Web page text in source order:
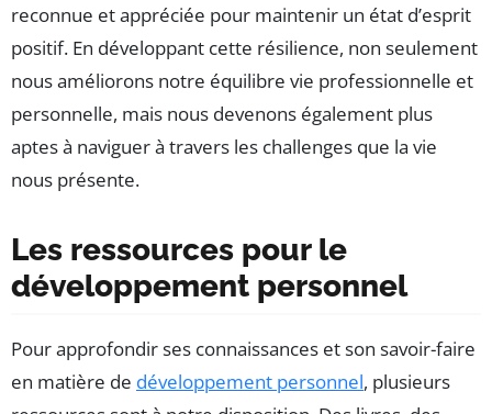
reconnue et appréciée pour maintenir un état d’esprit
positif. En développant cette résilience, non seulement
nous améliorons notre équilibre vie professionnelle et
personnelle, mais nous devenons également plus
aptes à naviguer à travers les challenges que la vie
nous présente.
Les ressources pour le
développement personnel
Pour approfondir ses connaissances et son savoir-faire
en matière de développement personnel, plusieurs